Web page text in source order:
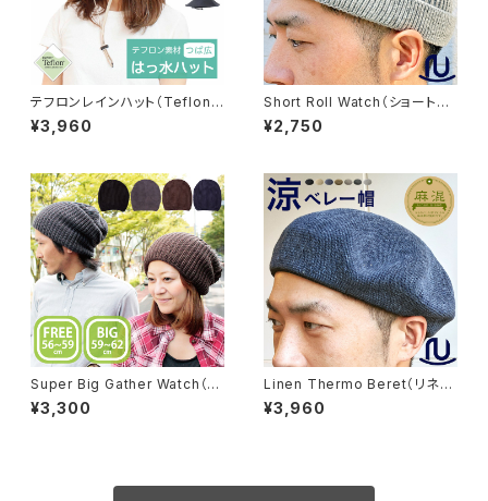
テフロンレインハット（Teflon
Rain Hat）【hb-1626rk】
¥3,960
Short Roll Watch（ショートロ
ールワッチ）【bcd-k01582】
¥2,750
Super Big Gather Watch（ス
ーパービッグギャザーワッチ）【q
cw-d2206rk】
¥3,300
Linen Thermo Beret（リネン
サーモベレー）【bca-y90391】
¥3,960